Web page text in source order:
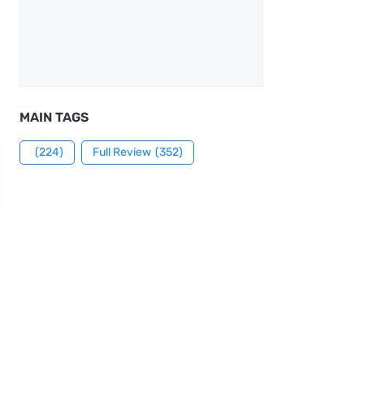
MAIN TAGS
(224) Full Review (352)